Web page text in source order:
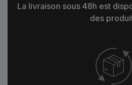
La livraison sous 48h est
des